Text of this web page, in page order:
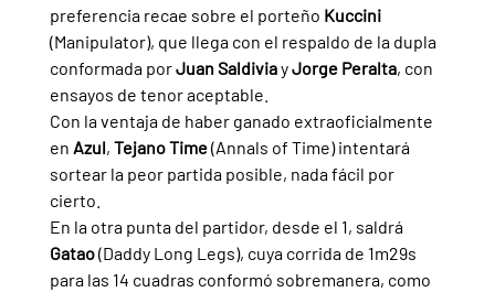
preferencia recae sobre el porteño Kuccini
(Manipulator), que llega con el respaldo de la dupla
conformada por Juan Saldivia y Jorge Peralta, con
ensayos de tenor aceptable.
Con la ventaja de haber ganado extraoficialmente
en Azul, Tejano Time (Annals of Time) intentará
sortear la peor partida posible, nada fácil por
cierto.
En la otra punta del partidor, desde el 1, saldrá
Gatao (Daddy Long Legs), cuya corrida de 1m29s
para las 14 cuadras conformó sobremanera, como